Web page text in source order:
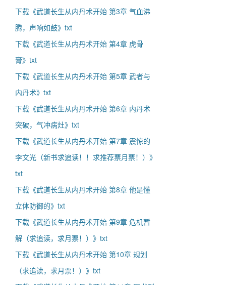
下载《武道长生从内丹术开始 第3章 气血沸
腾，声响如鼓》txt
下载《武道长生从内丹术开始 第4章 虎骨
膏》txt
下载《武道长生从内丹术开始 第5章 武者与
内丹术》txt
下载《武道长生从内丹术开始 第6章 内丹术
突破，气冲病灶》txt
下载《武道长生从内丹术开始 第7章 震惊的
李文光（新书求追读！！求推荐票月票！）》
txt
下载《武道长生从内丹术开始 第8章 他是懂
立体防御的》txt
下载《武道长生从内丹术开始 第9章 危机暂
解（求追读，求月票！）》txt
下载《武道长生从内丹术开始 第10章 规划
（求追读，求月票！）》txt